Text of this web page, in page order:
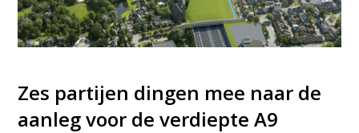
Zes partijen dingen mee naar de
aanleg voor de verdiepte A9